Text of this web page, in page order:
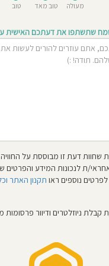
מעולה טוב מאד טוב
שתשתפו את דעתכם האישית
שחוות דעת זו מבוססת על
אחראי/ת לנכונות המידע והפרטים
נוספים ראו תקנון האתר
קבלת ניוזלטרים ודיוור